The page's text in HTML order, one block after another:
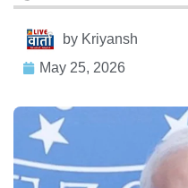
by Kriyansh
May 25, 2026